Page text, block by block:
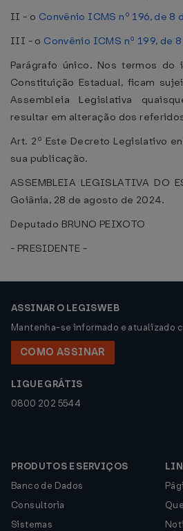
II - o Convênio ICMS nº 196, de 8
III - o Convênio ICMS nº 199, de
Parágrafo único. Nos termos
Constituição Estadual, ficam
Assembleia Legislativa
resultar em alteração dos
Art. 2º Este Decreto Legislativo
sua publicação.
ASSEMBLEIA LEGISLATIVA DO
Goiânia, 28 de agosto de 2024.
Deputado BRUNO PEIXOTO
- PRESIDENTE -
ASSINAR O LEGISWEB
Mantenha-se informado e atualizado
COMO ASSINAR
LIGUE GRÁTIS
0800 202 5544
PRODUTOS E SERVIÇOS
Banco de Dados
Consultoria
Sistemas